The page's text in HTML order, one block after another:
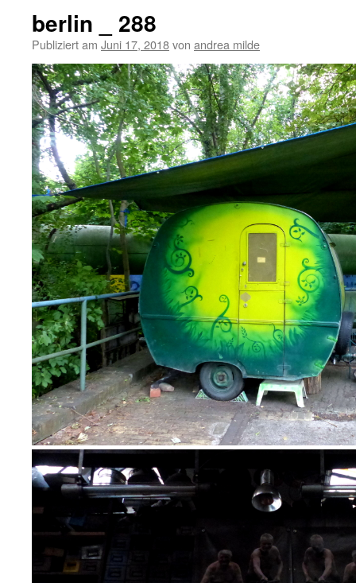
berlin _ 288
Publiziert am Juni 17, 2018von andrea milde